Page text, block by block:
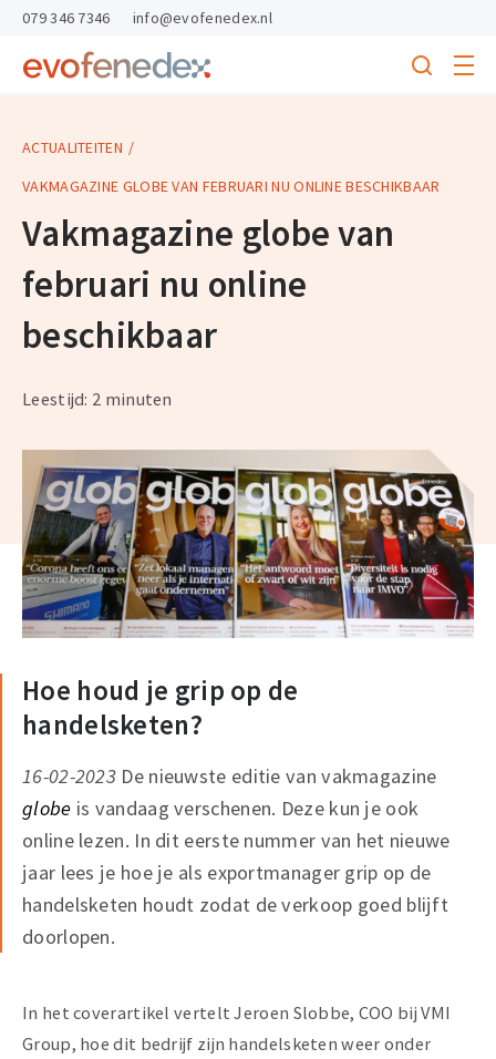
skipToContent
skipToFooter
Return
homepage
Search
menu
079 346 7346 info@evofenedex.nl
ACTUALITEITEN
VAKMAGAZINE GLOBE VAN FEBRUARI NU ONLINE BESCHIKBAAR
Vakmagazine globe van
februari nu online
beschikbaar
Leestijd: 2 minuten
Hoe houd je grip op de
handelsketen?
16-02-2023 De nieuwste editie van vakmagazine
globe is vandaag verschenen. Deze kun je ook
online lezen. In dit eerste nummer van het nieuwe
jaar lees je hoe je als exportmanager grip op de
handelsketen houdt zodat de verkoop goed blijft
doorlopen.
In het coverartikel vertelt Jeroen Slobbe, COO bij VMI
Group, hoe dit bedrijf zijn handelsketen weer onder